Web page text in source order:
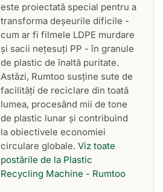
este proiectată special pentru a
transforma deșeurile dificile -
cum ar fi filmele LDPE murdare
și sacii nețesuți PP - în granule
de plastic de înaltă puritate.
Astăzi, Rumtoo susține sute de
facilități de reciclare din toată
lumea, procesând mii de tone
de plastic lunar și contribuind
la obiectivele economiei
circulare globale. Viz toate
postările de la Plastic
Recycling Machine - Rumtoo